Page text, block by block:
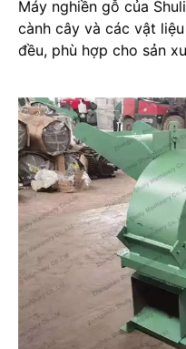
Máy nghiền gỗ của
cành cây và các vật
đều, phù hợp cho sản